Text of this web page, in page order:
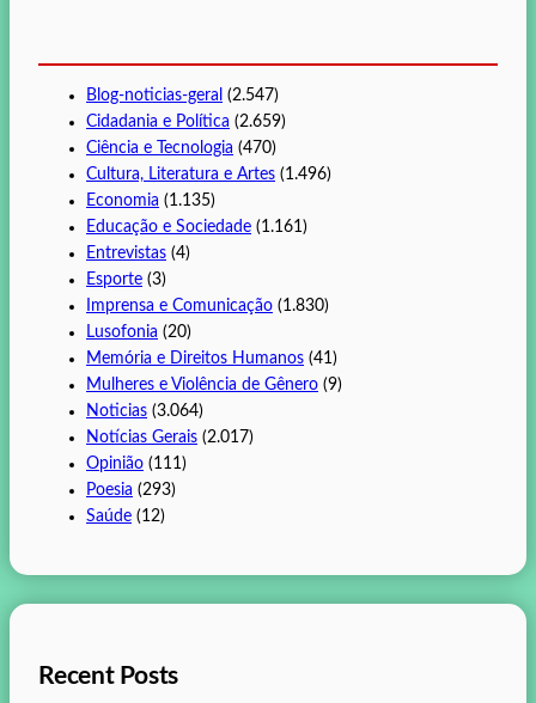
Blog-noticias-geral (2.547)
Cidadania e Política (2.659)
Ciência e Tecnologia (470)
Cultura, Literatura e Artes (1.496)
Economia (1.135)
Educação e Sociedade (1.161)
Entrevistas (4)
Esporte (3)
Imprensa e Comunicação (1.830)
Lusofonia (20)
Memória e Direitos Humanos (41)
Mulheres e Violência de Gênero (9)
Noticias (3.064)
Notícias Gerais (2.017)
Opinião (111)
Poesia (293)
Saúde (12)
Recent Posts